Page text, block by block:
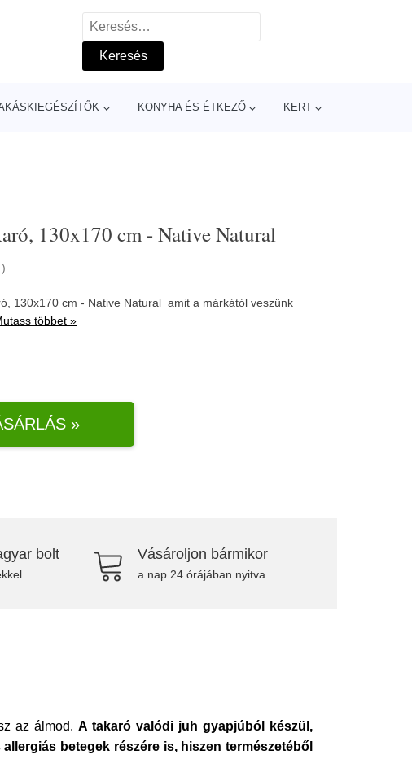
Keresés:
KONYHA ÉS ÉTKEZŐ KERT
130x170 cm - Native Natural
)
130x170 cm - Native Natural amit a márkától veszünk
többet »
»
bolt Vásároljon bármikor
a nap 24 órájában nyitva
az álmod.A takaró valódi juh gyapjúból készül,
betegek részére is, hiszen természetéből